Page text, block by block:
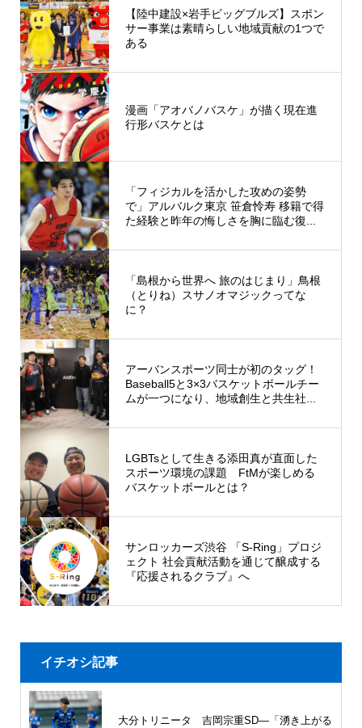
【陸中建設×岩手ビッグブルズ】スポン
サー事業は素晴らしい地域貢献の1つで
ある
漫画「アオバノバスケ」が描く現在進
行形バスケとは
「フィジカルを活かした攻めの姿勢
で」アルバルク東京 笹倉怜寿 移籍で得
た経験と昨年の悔しさを胸に臨む復...
「島根から世界へ 旅のはじまり」鳥根
（とりね）スサノオマジックってな
に？
アーバンスポーツ同士が初のタッグ！
Baseball5と3×3バスケットボールチー
ムが一つになり、地域創生と共生社...
LGBTsとして生きる添田真が直面した
スポーツ環境の課題 FtMが楽しめる
バスケットボールとは？
サンロッカーズ渋谷 「S-Ring」プロジ
ェクト 社会貢献活動を通じて醸成する
『応援されるクラブ』へ
イチオシ記事
大分トリニータ 吉岡宗重SD―「湧き上がる